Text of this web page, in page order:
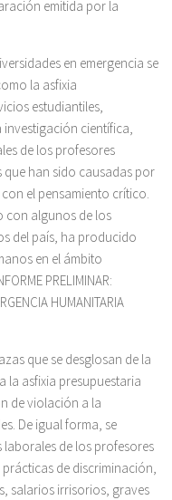
emitida por la
en emergencia se
la asfixia
estudiantiles,
investigación científica,
de los profesores
han sido causadas por
el pensamiento crítico.
con algunos de los
del país, ha producido
en el ámbito
PRELIMINAR:
HUMANITARIA
que se desglosan de la
la asfixia presupuestaria
de violación a la
De igual forma, se
de los profesores
de discriminación,
salarios irrisorios, graves